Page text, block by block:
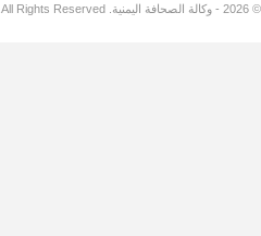
© 2026 - وكالة الصحافة اليمنية. All Rights Reserved.